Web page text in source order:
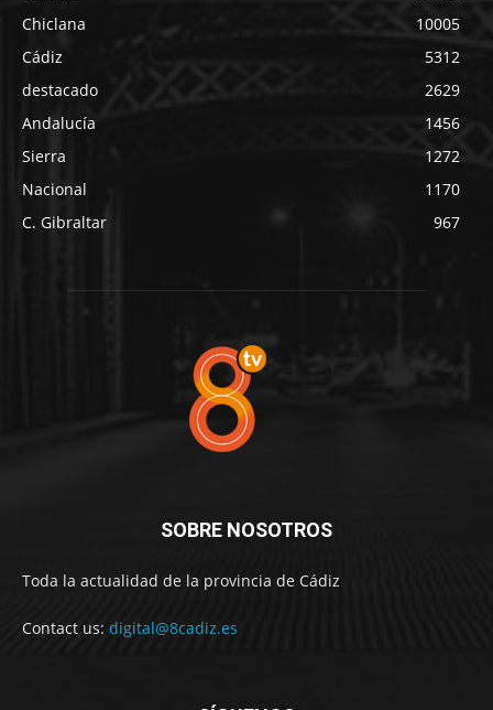
Chiclana
10005
Cádiz
5312
destacado
2629
Andalucía
1456
Sierra
1272
Nacional
1170
C. Gibraltar
967
SOBRE NOSOTROS
Toda la actualidad de la provincia de Cádiz
Contact us: digital@8cadiz.es